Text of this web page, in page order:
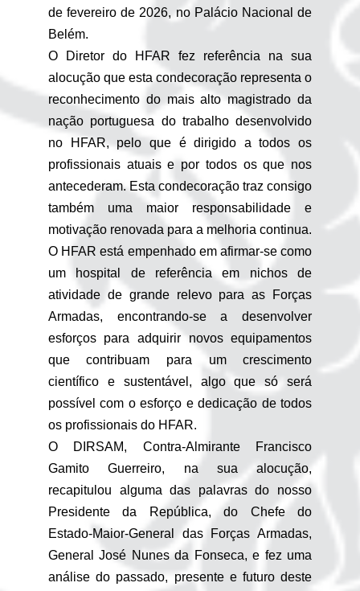
de fevereiro de 2026, no Palácio Nacional de
Belém.
O Diretor do HFAR fez referência na sua
alocução que esta condecoração representa o
reconhecimento do mais alto magistrado da
nação portuguesa do trabalho desenvolvido
no HFAR, pelo que é dirigido a todos os
profissionais atuais e por todos os que nos
antecederam. Esta condecoração traz consigo
também uma maior responsabilidade e
motivação renovada para a melhoria continua.
O HFAR está empenhado em afirmar-se como
um hospital de referência em nichos de
atividade de grande relevo para as Forças
Armadas, encontrando-se a desenvolver
esforços para adquirir novos equipamentos
que contribuam para um crescimento
científico e sustentável, algo que só será
possível com o esforço e dedicação de todos
os profissionais do HFAR.
O DIRSAM, Contra-Almirante Francisco
Gamito Guerreiro, na sua alocução,
recapitulou alguma das palavras do nosso
Presidente da República, do Chefe do
Estado-Maior-General das Forças Armadas,
General José Nunes da Fonseca, e fez uma
análise do passado, presente e futuro deste